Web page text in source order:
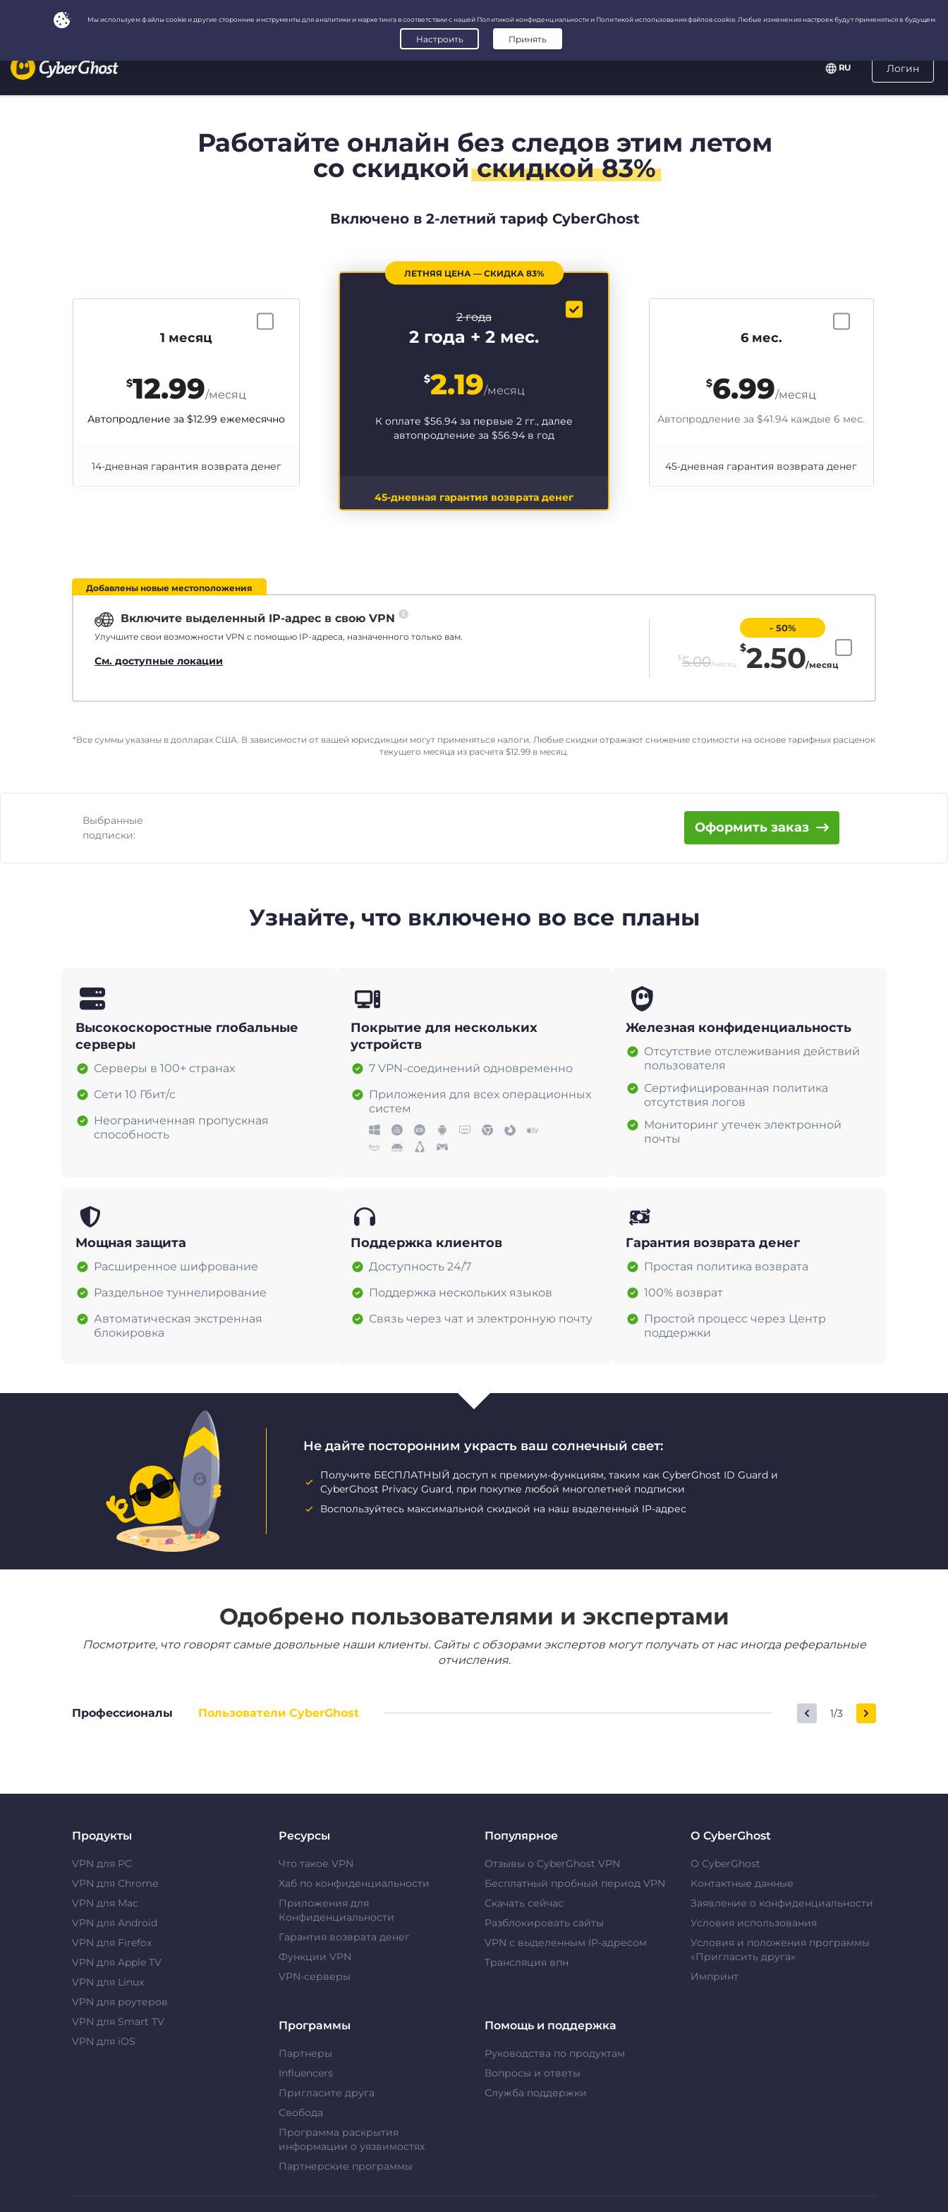
Логин
RU
Работайте онлайн без следов этим летом
со скидкойскидкой 83%
Включено в 2-летний тариф CyberGhost
ЛЕТНЯЯ ЦЕНА — СКИДКА 83%
2 года
2 года + 2 мес.
$2.19/месяц
К оплате $56.94 за первые 2 гг., далее
автопродление за $56.94 в год
45-дневная гарантия возврата денег
6 мес.
$6.99/месяц
Автопродление за $41.94 каждые 6 мес.
45-дневная гарантия возврата денег
1 месяц
$12.99/месяц
Автопродление за $12.99 ежемесячно
14-дневная гарантия возврата денег
Добавлены новые местоположения
Включите выделенный IP-адрес в свою VPN
Улучшите свои возможности VPN с помощью IP-адреса, назначенного только вам.
См. доступные локации $5.00/месяц
- 50%
$2.50/месяц
*Все суммы указаны в долларах США. В зависимости от вашей юрисдикции могут применяться налоги. Любые скидки отражают снижение стоимости на основе тарифных расценок
текущего месяца из расчета $12.99 в месяц.
Выбранные
подписки:
Оформить заказ
Узнайте, что включено во все планы
Высокоскоростные глобальные
серверы
Серверы в 100+ странах
Сети 10 Гбит/с
Неограниченная пропускная
способность
Покрытие для нескольких
устройств
7 VPN-соединений одновременно
Приложения для всех операционных
систем
Железная конфиденциальность
Отсутствие отслеживания действий
пользователя
Сертифицированная политика
отсутствия логов
Мониторинг утечек электронной
почты
Мощная защита
Расширенное шифрование
Раздельное туннелирование
Автоматическая экстренная
блокировка
Поддержка клиентов
Доступность 24/7
Поддержка нескольких языков
Связь через чат и электронную почту
Гарантия возврата денег
Простая политика возврата
100% возврат
Простой процесс через Центр
поддержки
Не дайте посторонним украсть ваш солнечный свет:
Получите БЕСПЛАТНЫЙ доступ к премиум-функциям, таким как CyberGhost ID Guard и
CyberGhost Privacy Guard, при покупке любой многолетней подписки
Воспользуйтесь максимальной скидкой на наш выделенный IP-адрес
Одобрено пользователями и экспертами
Посмотрите, что говорят самые довольные наши клиенты. Сайты с обзорами экспертов могут получать от нас иногда реферальные
отчисления.
Профессионалы Пользователи CyberGhost 1/3
Продукты
VPN для PC
VPN для Chrome
VPN для Mac
VPN для Android
VPN для Firefox
VPN для Apple TV
VPN для Linux
VPN для роутеров
VPN для Smart TV
VPN для iOS
Ресурсы
Что такое VPN
Хаб по конфиденциальности
Приложения для
Конфиденциальности
Гарантия возврата денег
Функции VPN
VPN-серверы
Популярное
Отзывы о CyberGhost VPN
Бесплатный пробный период VPN
Скачать сейчас
Разблокировать сайты
VPN с выделенным IP-адресом
Tрансляция впн
О CyberGhost
О CyberGhost
Контактные данные
Заявление о конфиденциальности
Условия использования
Условия и положения программы
«Пригласить друга»
Импринт
Программы
Партнеры
Influencers
Пригласите друга
Свобода
Программа раскрытия
информации о уязвимостях
Партнерские программы
Помощь и поддержка
Руководства по продуктам
Вопросы и ответы
Служба поддержки